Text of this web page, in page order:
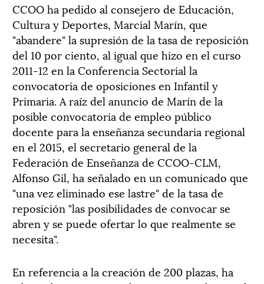
CCOO ha pedido al consejero de Educación,
Cultura y Deportes, Marcial Marín, que
"abandere" la supresión de la tasa de reposición
del 10 por ciento, al igual que hizo en el curso
2011-12 en la Conferencia Sectorial la
convocatoria de oposiciones en Infantil y
Primaria. A raíz del anuncio de Marín de la
posible convocatoria de empleo público
docente para la enseñanza secundaria regional
en el 2015, el secretario general de la
Federación de Enseñanza de CCOO-CLM,
Alfonso Gil, ha señalado en un comunicado que
"una vez eliminado ese lastre" de la tasa de
reposición "las posibilidades de convocar se
abren y se puede ofertar lo que realmente se
necesita".
En referencia a la creación de 200 plazas, ha